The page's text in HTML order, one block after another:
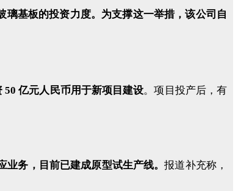
基板的投资力度。为支撑这一举措，该公司自
亿元人民币用于新项目建设。项目投产后，有
业务，目前已建成原型试生产线。报道补充称，